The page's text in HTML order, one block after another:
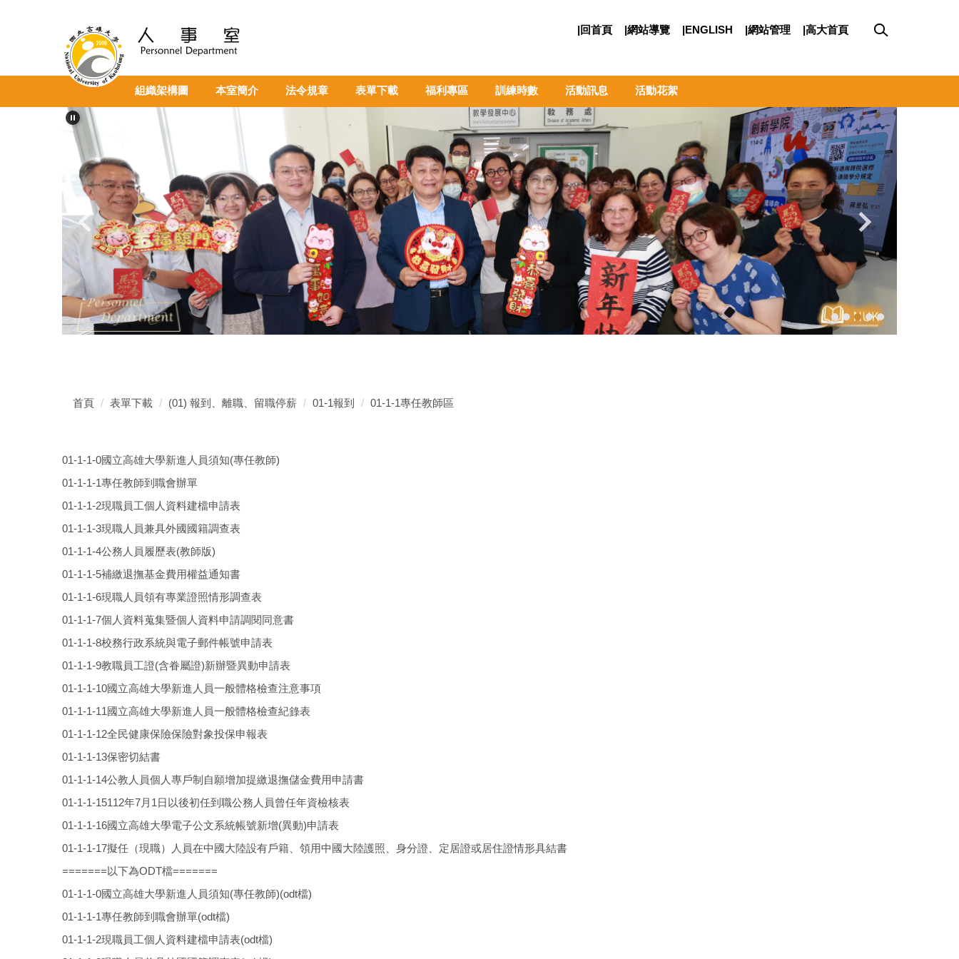
內
區
組織架構圖 本室簡介 法令規章 表單下載 福利專區 訓練時數 活動訊息 活動花絮
|回首頁 |網站導覽 |ENGLISH |網站管理 |高大首頁
首頁 表單下載 (01) 報到、離職、留職停薪 01-1報到 01-1-1專任教師區
01-1-1-0國立高雄大學新進人員須知(專任教師)
01-1-1-1專任教師到職會辦單
01-1-1-2現職員工個人資料建檔申請表
01-1-1-3現職人員兼具外國國籍調查表
01-1-1-4公務人員履歷表(教師版)
01-1-1-5補繳退撫基金費用權益通知書
01-1-1-6現職人員領有專業證照情形調查表
01-1-1-7個人資料蒐集暨個人資料申請調閱同意書
01-1-1-8校務行政系統與電子郵件帳號申請表
01-1-1-9教職員工證(含眷屬證)新辦暨異動申請表
01-1-1-10國立高雄大學新進人員一般體格檢查注意事項
01-1-1-11國立高雄大學新進人員一般體格檢查紀錄表
01-1-1-12全民健康保險保險對象投保申報表
01-1-1-13保密切結書
01-1-1-14公教人員個人專戶制自願增加提繳退撫儲金費用申請書
01-1-1-15112年7月1日以後初任到職公務人員曾任年資檢核表
01-1-1-16國立高雄大學電子公文系統帳號新增(異動)申請表
01-1-1-17擬任（現職）人員在中國大陸設有戶籍、領用中國大陸護照、身分證、定居證或居住證情形具結書
=======以下為ODT檔=======
01-1-1-0國立高雄大學新進人員須知(專任教師)(odt檔)
01-1-1-1專任教師到職會辦單(odt檔)
01-1-1-2現職員工個人資料建檔申請表(odt檔)